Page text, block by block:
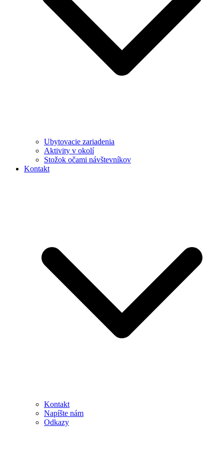
Ubytovacie zariadenia
Aktivity v okolí
Stožok očami návštevníkov
Kontakt
Kontakt
Napíšte nám
Odkazy